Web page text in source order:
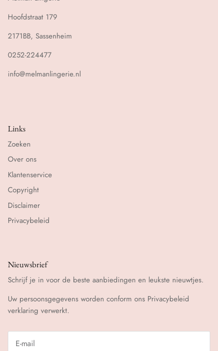
Hoofdstraat 179
2171BB, Sassenheim
0252-224477
info@melmanlingerie.nl
Links
Zoeken
Over ons
Klantenservice
Copyright
Disclaimer
Privacybeleid
Nieuwsbrief
Schrijf je in voor de beste aanbiedingen en leukste nieuwtjes.
Uw persoonsgegevens worden conform ons Privacybeleid
verklaring verwerkt.